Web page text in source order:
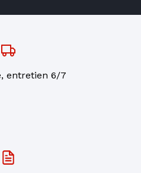
entretien 6/7